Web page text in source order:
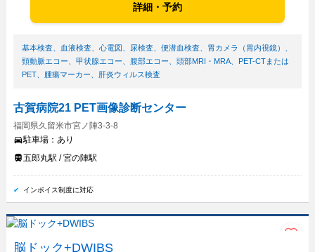
詳細・予約
基本検査、 血液検査、 心電図 尿検査、 便潜血検査、 胃カメラ（胃内視鏡）
頸動脈エコー
甲状腺エコー 腹部エコー 頭部MRI・MRA、
PET-CTまたは
PET、 腫瘍マーカー 肝炎ウィルス検査
古賀病院21 PET画像診断センター
福岡県久留米市宮ノ陣3-3-8
駐車場： あり
五郎丸駅 / 宮の陣駅
インボイス制度に対応
脳ドック+DWIBS